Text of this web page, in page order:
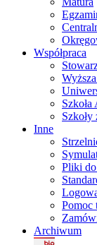
Współpraca
Szkoły
Inne
Pliki
Pomoc
Archiwum